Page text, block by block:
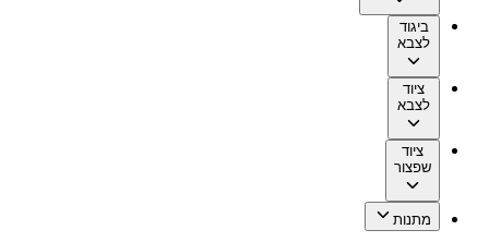
ביגוד
לצבא
ציוד
לצבא
ציוד
שפצור
מתנות